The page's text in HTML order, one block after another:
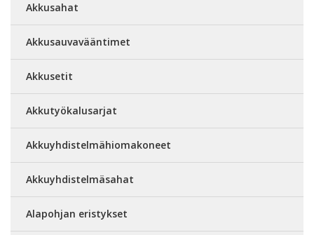
Akkusahat
Akkusauvavääntimet
Akkusetit
Akkutyökalusarjat
Akkuyhdistelmähiomakoneet
Akkuyhdistelmäsahat
Alapohjan eristykset